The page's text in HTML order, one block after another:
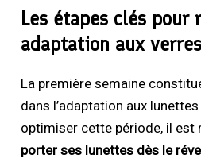
Les étapes clés pour
adaptation aux
La première semaine
dans l’adaptation aux
optimiser cette période, il est
porter ses lunettes dès le